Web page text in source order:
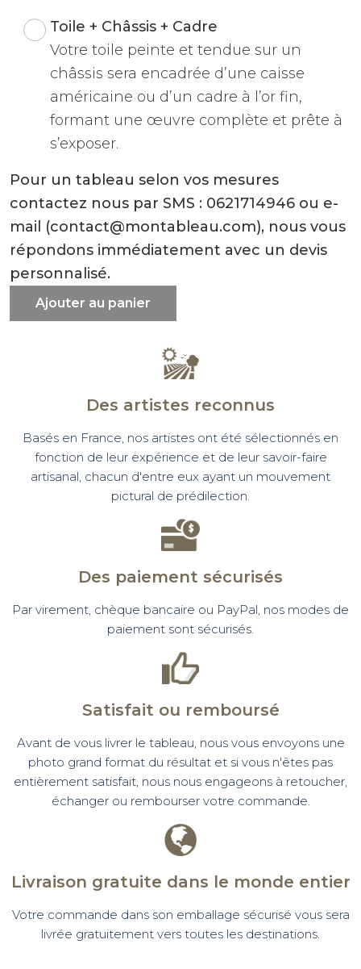
Toile + Châssis + Cadre
Votre toile peinte et tendue sur un
châssis sera encadrée d’une caisse
américaine ou d’un cadre à l’or fin,
formant une œuvre complète et prête à
s’exposer.
Pour un tableau selon vos mesures
contactez nous par SMS : 0621714946 ou e-
mail (contact@montableau.com), nous vous
répondons immédiatement avec un devis
personnalisé.
Ajouter au panier
Des artistes reconnus
Basés en France, nos artistes ont été sélectionnés en
fonction de leur expérience et de leur savoir-faire
artisanal, chacun d'entre eux ayant un mouvement
pictural de prédilection.
Des paiement sécurisés
Par virement, chèque bancaire ou PayPal, nos modes de
paiement sont sécurisés.
Satisfait ou remboursé
Avant de vous livrer le tableau, nous vous envoyons une
photo grand format du résultat et si vous n'êtes pas
entièrement satisfait, nous nous engageons à retoucher,
échanger ou rembourser votre commande.
Livraison gratuite dans le monde entier
Votre commande dans son emballage sécurisé vous sera
livrée gratuitement vers toutes les destinations.